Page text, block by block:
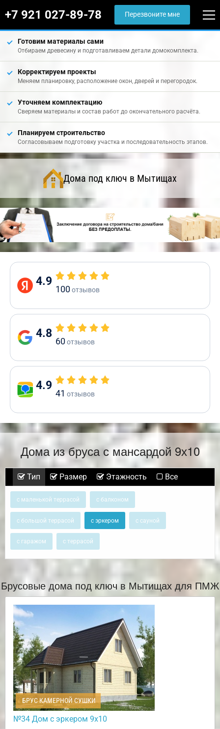
+7 921 027-89-78 Перезвоните мне
Готовим материалы сами
Отбираем древесину и подготавливаем детали домокомплекта.
Корректируем проекты
Меняем планировку, расположение окон, дверей и перегородок.
Уточняем комплектацию
Сверяем материалы и состав работ до окончательного расчёта.
Планируем строительство
Согласовываем подготовку участка и последовательность этапов.
Дома под ключ в Мытищах
4.9
100отзывов
4.8
60отзывов
4.9
41 отзывов
Дома из бруса с мансардой 9х10
Тип Размер Этажность Все
с маленькой террасой с балконом
с большой террасой с эркером с сауной
с гаражом с террасой
Брусовые дома под ключ в Мытищах для ПМЖ
БРУС КАМЕРНОЙ СУШКИ
№34 Дом с эркером 9х10